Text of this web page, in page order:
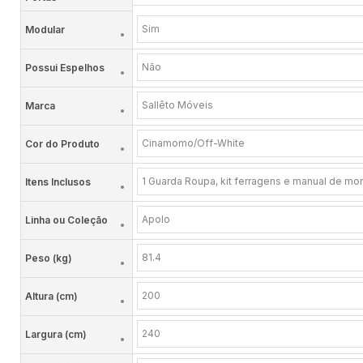
Modular Sim
Possui Espelhos Não
Marca Sallêto Móveis
Cor do Produto Cinamomo/Off-White
Itens Inclusos 1 Guarda Roupa, kit ferragens e manual de
Linha ou Coleção Apolo
Peso (kg) 81.4
Altura (cm) 200
Largura (cm) 240